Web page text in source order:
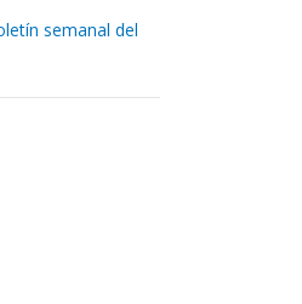
semanal del